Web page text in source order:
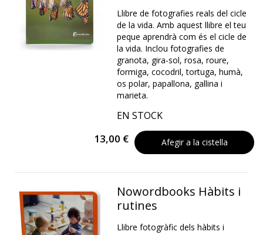
Llibre de fotografies reals del cicle
de la vida. Amb aquest llibre el teu
peque aprendrà com és el cicle de
la vida. Inclou fotografies de
granota, gira-sol, rosa, roure,
formiga, cocodril, tortuga, humà,
os polar, papallona, gallina i
marieta.
EN STOCK
13,00 € Afegir a la cistella
Nowordbooks Hàbits i
rutines
Llibre fotogràfic dels hàbits i